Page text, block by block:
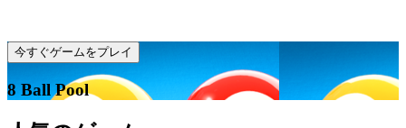
今すぐゲームをプレイ
8 Ball Pool